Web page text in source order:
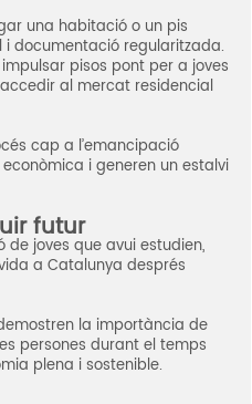
una habitació o un pis
documentació regularitzada.
pisos pont per a joves
al mercat residencial
cap a l’emancipació
i generen un estalvi
futur
joves que avui estudien,
a Catalunya després
la importància de
persones durant el temps
plena i sostenible.